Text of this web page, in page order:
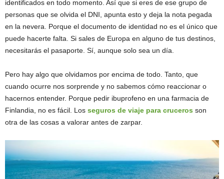
identificados en todo momento. Así que si eres de ese grupo de
personas que se olvida el DNI, apunta esto y deja la nota pegada
en la nevera. Porque el documento de identidad no es el único que
puede hacerte falta. Si sales de Europa en alguno de tus destinos,
necesitarás el pasaporte. Sí, aunque solo sea un día.
Pero hay algo que olvidamos por encima de todo. Tanto, que
cuando ocurre nos sorprende y no sabemos cómo reaccionar o
hacernos entender. Porque pedir ibuprofeno en una farmacia de
Finlandia, no es fácil. Los seguros de viaje para cruceros son
otra de las cosas a valorar antes de zarpar.